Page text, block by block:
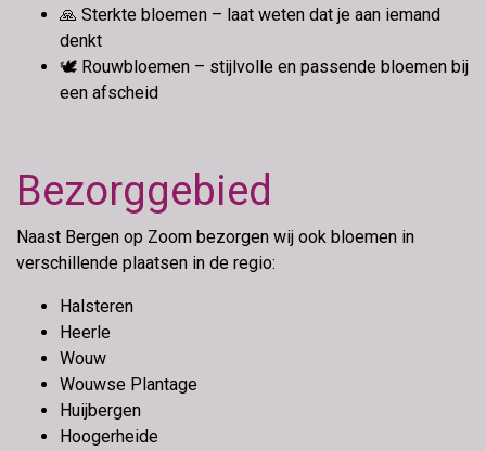
🙏 Sterkte bloemen – laat weten dat je aan iemand
denkt
🕊 Rouwbloemen – stijlvolle en passende bloemen bij
een afscheid
Bezorggebied
Naast Bergen op Zoom bezorgen wij ook bloemen in
verschillende plaatsen in de regio:
Halsteren
Heerle
Wouw
Wouwse Plantage
Huijbergen
Hoogerheide